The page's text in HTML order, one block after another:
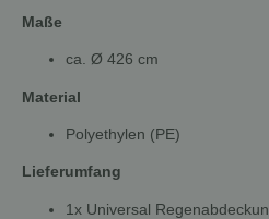
Maße
ca. Ø 426 cm
Material
Polyethylen (PE)
Lieferumfang
1x Universal